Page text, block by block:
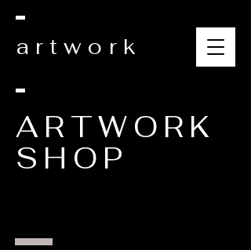
artwork
ARTWORK
SHOP